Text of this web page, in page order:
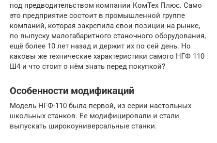
под предводительством компании КомТех Плюс. Само
это предприятие состоит в промышленной группе
компаний, которая закрепила свои позиции на рынке,
по выпуску малогабаритного станочного оборудования,
ещё более 10 лет назад и держит их по сей день. Но
каковы же технические характеристики самого НГФ 110
Ш4 и что стоит о нём знать перед покупкой?
Особенности модификаций
Модель НГФ-110 была первой, из серии настольных
школьных станков. Ее модифицировали и стали
выпускать широкоуниверсальные станки.